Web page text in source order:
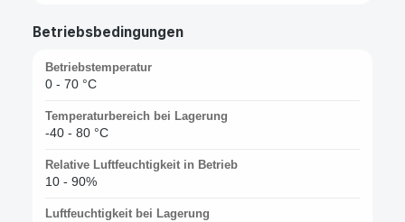
Betriebsbedingungen
Betriebstemperatur
0 - 70 °C
Temperaturbereich bei Lagerung
-40 - 80 °C
Relative Luftfeuchtigkeit in Betrieb
10 - 90%
Luftfeuchtigkeit bei Lagerung